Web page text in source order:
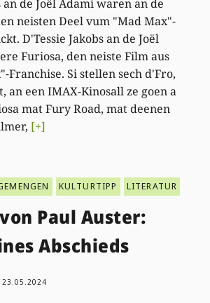
an de Joël Adami waren an de
neisten Deel vum "Mad Max"-
D'Tessie Jakobs an de Joël
Furiosa, den neiste Film aus
Franchise. Si stellen sech d'Fro,
an een IMAX-Kinosall ze goen a
mat Fury Road, mat deenen
[+]
KULTURTIPP LITERATUR
Paul Auster:
Abschieds
23.05.2024